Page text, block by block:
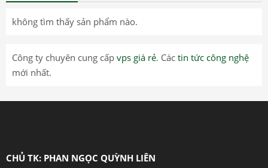
không tìm thấy sản phẩm nào.
Công ty chuyên cung cấp vps giá rẻ. Các tin tức công nghệ
mới nhất.
CHỦ TK: PHAN NGỌC QUỲNH LIÊN